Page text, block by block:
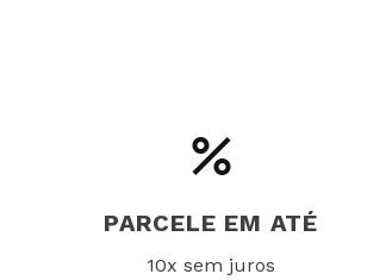
PARCELE EM ATÉ
10x sem juros